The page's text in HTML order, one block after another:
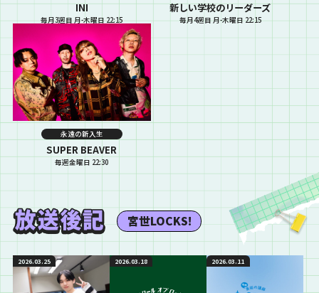
INI
毎月3週目 月-木曜日 22:15
新しい学校のリーダーズ
毎月4週目 月-木曜日 22:15
永遠の新入生
SUPER BEAVER
毎週金曜日 22:30
宮世LOCKS!
2026.03.25 2026.03.18 2026.03.11